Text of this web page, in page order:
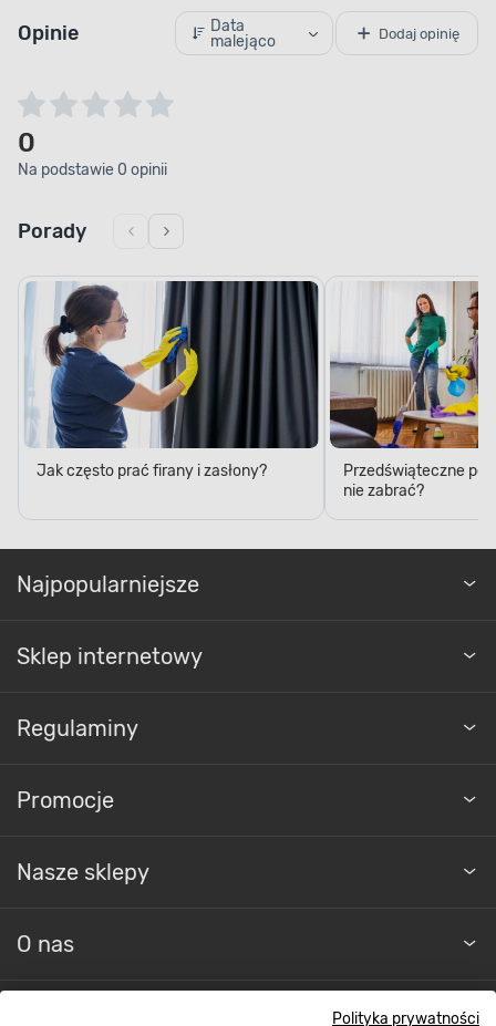
Polityka prywatności
Opinie
Data
malejąco
Dodaj opinię
0
Na podstawie 0 opinii
Porady
Jak często prać firany i zasłony?
Przedświąteczne
nie zabrać?
Najpopularniejsze
Sklep internetowy
Regulaminy
Promocje
Nasze sklepy
O nas